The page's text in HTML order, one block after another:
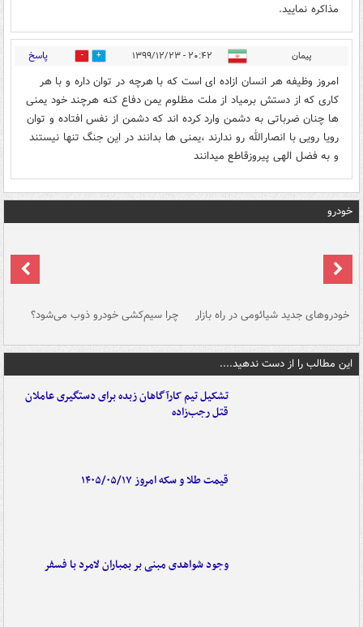
مذاکره نمایید.
پیمان ۲۰:۴۲ - ۱۳۹۹/۱۲/۲۳ 0 پاسخ
امروز وظیفه هر انسان ازاده ای است که با هرچه در توان داره و با هر
کاری که از دستش برمیاد از ملت مظلوم یمن دفاع کنه هرچند خود یمنی
ها چنان ضرباتی به دشمن وارد کرده اند که دشمن از نفس افتاده و توان
رویا رویی با انصارالله رو ندارند ،یمنی ها بدانند در این جنگ تنها نیستند
و به فضل الهی پیروزقاطع میدانند
خودرو
خودروهای جدید شیائومی در راه بازار چرا سیم‌کشی خودرو ذوب می‌شود؟
این مطالب را از دست ندهید....
تشکیل تیم کارآگاهان زبده برای دستگیری عاملان
قتل رجب‌زاده
قیمت طلا و سکه امروز ۱۴۰۵/۰۵/۱۷
وجود شواهدی مبنی بر بمباران لامرد با فسفر